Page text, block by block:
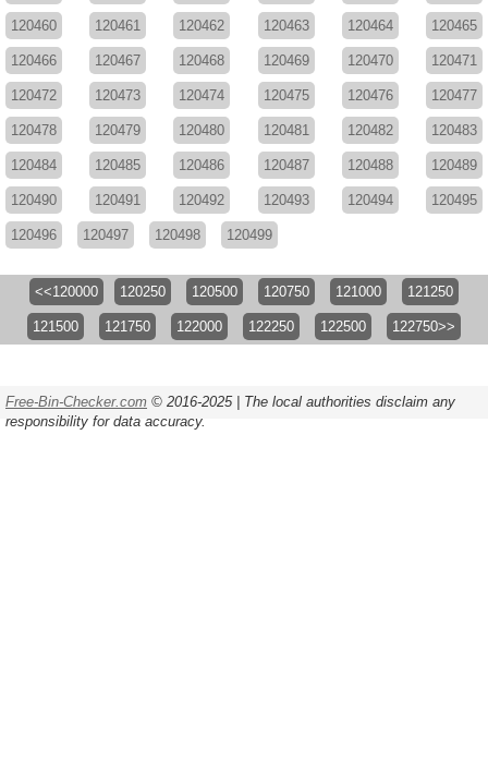
120460 120461 120462 120463 120464 120465
120466 120467 120468 120469 120470 120471
120472 120473 120474 120475 120476 120477
120478 120479 120480 120481 120482 120483
120484 120485 120486 120487 120488 120489
120490 120491 120492 120493 120494 120495
120496 120497 120498 120499
<<120000 120250 120500 120750 121000 121250
121500 121750 122000 122250 122500 122750>>
Free-Bin-Checker.com © 2016-2025 | The local authorities disclaim any
responsibility for data accuracy.